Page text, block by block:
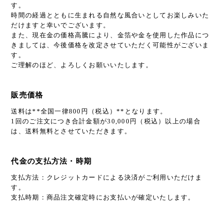
す。
時間の経過とともに生まれる自然な風合いとしてお楽しみいた
だけますと幸いでございます。
また、現在金の価格高騰により、金箔や金を使用した作品につ
きましては、今後価格を改定させていただく可能性がございま
す。
ご理解のほど、よろしくお願いいたします。
販売価格
送料は**全国一律800円（税込）**となります。
1回のご注文につき合計金額が30,000円（税込）以上の場合
は、送料無料とさせていただきます。
代金の支払方法・時期
支払方法：クレジットカードによる決済がご利用いただけま
す。
支払時期：商品注文確定時にお支払いが確定いたします。